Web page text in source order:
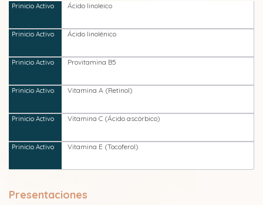
Ácido linoleico
Ácido linolénico
Provitamina B5
Vitamina A (Retinol)
Vitamina C (Ácido ascórbico)
Vitamina E (Tocoferol)
Presentaciones